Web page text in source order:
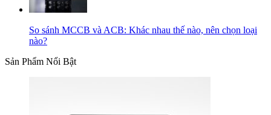
So sánh MCCB và ACB: Khác nhau thế nào, nên chọn loại
nào?
Sản Phẩm Nổi Bật